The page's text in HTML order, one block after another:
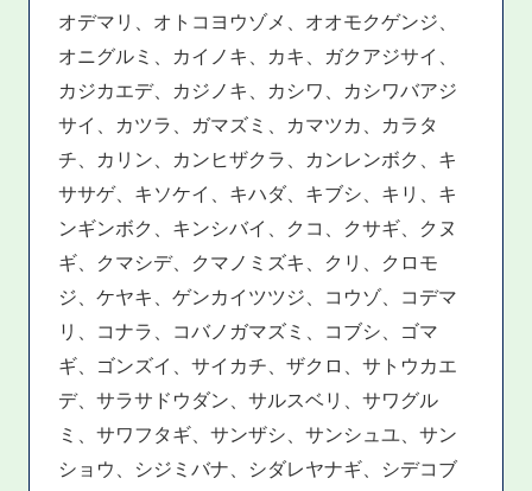
オデマリ、オトコヨウゾメ、オオモクゲンジ、
オニグルミ、カイノキ、カキ、ガクアジサイ、
カジカエデ、カジノキ、カシワ、カシワバアジ
サイ、カツラ、ガマズミ、カマツカ、カラタ
チ、カリン、カンヒザクラ、カンレンボク、キ
ササゲ、キソケイ、キハダ、キブシ、キリ、キ
ンギンボク、キンシバイ、クコ、クサギ、クヌ
ギ、クマシデ、クマノミズキ、クリ、クロモ
ジ、ケヤキ、ゲンカイツツジ、コウゾ、コデマ
リ、コナラ、コバノガマズミ、コブシ、ゴマ
ギ、ゴンズイ、サイカチ、ザクロ、サトウカエ
デ、サラサドウダン、サルスベリ、サワグル
ミ、サワフタギ、サンザシ、サンシュユ、サン
ショウ、シジミバナ、シダレヤナギ、シデコブ